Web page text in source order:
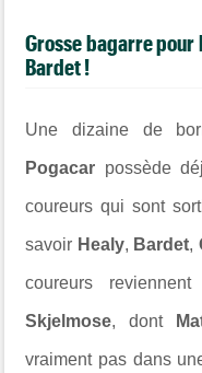
Grosse bagarre pour
Bardet !
Une dizaine de
Pogacar possède
coureurs qui sont
savoir Healy, Bardet,
coureurs
Skjelmose, dont
vraiment pas dans